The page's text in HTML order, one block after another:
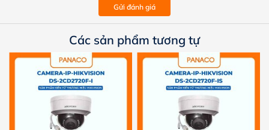
Gửi đánh giá
Các sản phẩm tương tự